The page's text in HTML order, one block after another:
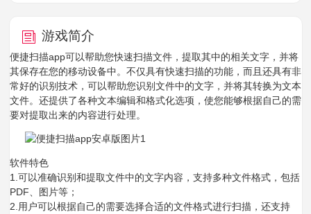
游戏简介
便捷扫描app可以帮助您快速扫描文件，提取其中的相关文字，并将
其保存在您的移动设备中。不仅具有快速扫描的功能，而且还具有非
常好的识别技术，可以帮助您识别文件中的文字，并将其转换为文本
文件。还提供了各种文本编辑和格式化选项，使您能够根据自己的需
要对提取出来的内容进行处理。
软件特色
1.可以准确识别和提取文件中的文字内容，支持多种文件格式，包括
PDF、图片等；
2.用户可以根据自己的需要选择合适的文件格式进行扫描，还支持